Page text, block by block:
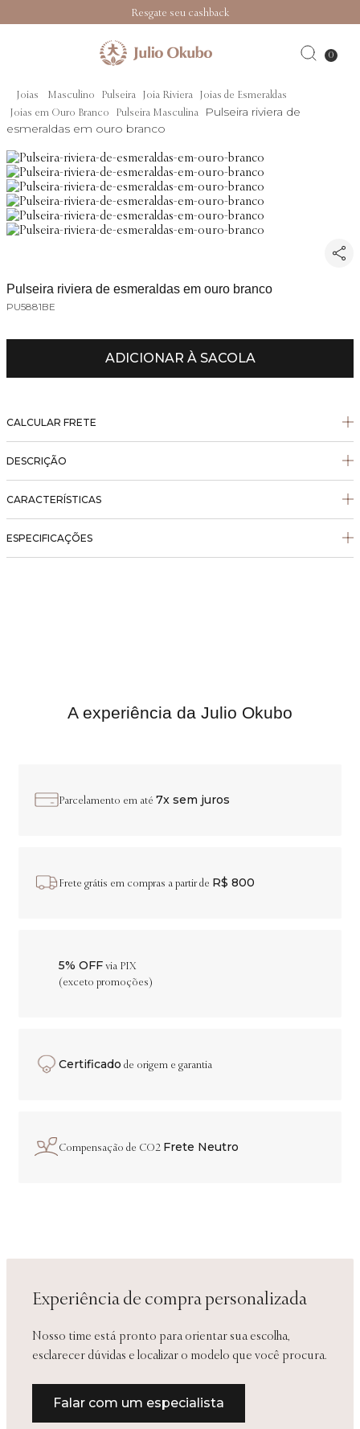
Resgate seu cashback
0
Joias Masculino Pulseira Joia Riviera Joias de Esmeraldas
Joias em Ouro Branco Pulseira Masculina Pulseira riviera de
esmeraldas em ouro branco
Pulseira riviera de esmeraldas em ouro branco
PU5881BE
ADICIONAR À SACOLA
CALCULAR FRETE
DESCRIÇÃO
CARACTERÍSTICAS
ESPECIFICAÇÕES
A experiência da Julio Okubo
Parcelamento em até 7x sem juros
Frete grátis em compras a partir de R$ 800
5% OFFvia PIX
(exceto promoções)
Certificado de origem e garantia
Compensação de CO2 Frete Neutro
Experiência de compra personalizada
Nosso time está pronto para orientar sua escolha,
esclarecer dúvidas e localizar o modelo que você procura.
Falar com um especialista